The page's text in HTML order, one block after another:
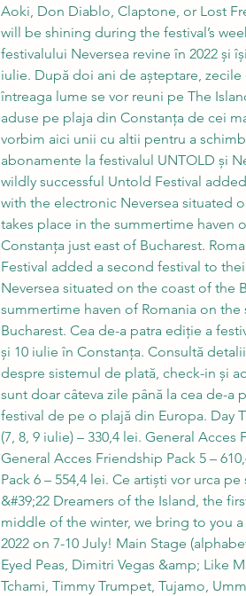
Aoki, Don Diablo, Claptone, or Lost
will be shining during the festival’s
festivalului Neversea revine în 2022 și
iulie. După doi ani de așteptare,
întreaga lume se vor reuni pe The
aduse pe plaja din Constanța de cei
vorbim aici unii cu altii pentru a
abonamente la festivalul UNTOLD și
wildly successful Untold Festival
with the electronic Neversea situated
takes place in the summertime haven
Constanța just east of Bucharest.
Festival added a second festival to
Neversea situated on the coast of the
summertime haven of Romania on
Bucharest. Cea de-a patra ediție a
și 10 iulie în Constanța. Consultă
despre sistemul de plată, check-in și
sunt doar câteva zile până la cea de-a
festival de pe o plajă din Europa. Day
(7, 8, 9 iulie) – 330,4 lei. General Acces
General Acces Friendship Pack 5 –
Pack 6 – 554,4 lei. Ce artiști vor urca
&#39;22 Dreamers of the Island, the
middle of the winter, we bring to you a
2022 on 7-10 July! Main Stage
Eyed Peas, Dimitri Vegas &amp; Like
Tchami, Timmy Trumpet, Tujamo,